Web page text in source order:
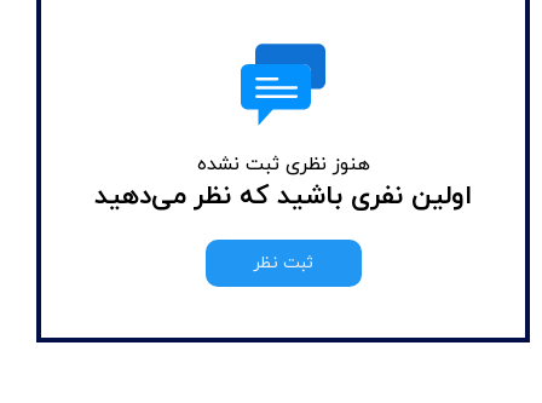
هنوز نظری ثبت نشده
اولین نفری باشید که نظر می‌دهید
ثبت نظر